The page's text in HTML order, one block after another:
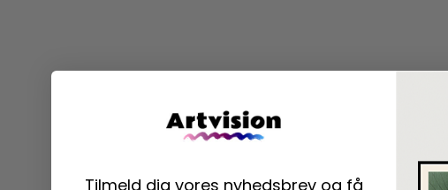
Tilmeld dig vores nyhedsbrev og få